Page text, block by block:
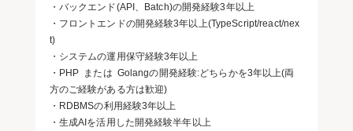
・バックエンド(API、Batch)の開発経験3年以上
・フロントエンドの開発経験3年以上(TypeScript/react/nex
t)
・システムの運用保守経験3年以上
・PHP または Golangの開発経験:どちらかを3年以上(両
方のご経験がある方は歓迎)
・RDBMSの利用経験3年以上
・生成AIを活用した開発経験半年以上